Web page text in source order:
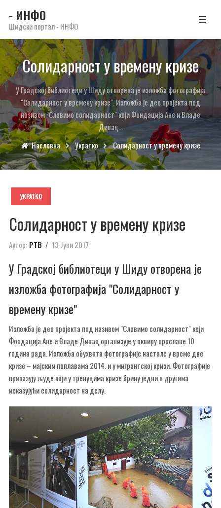
- ИНФО
Шидски портал - ИНФО
Солидарност у времену кризе
У Градској библиотеци у Шиду отворена је изложба фотографија
"Солидарност у времену кризе". Изложба је део пројекта под
називом "Славимо солидарност" који Фондација Ане и Владе
Дивац...
Насловна
Укратко Солидарност у времену кризе
УКРАТКО
Солидарност у времену кризе
Аутор: РТВ 13 Јуни 2017
У Градској библиотеци у Шиду отворена је
изложба фотографија "Солидарност у
времену кризе"
Изложба је део пројекта под називом "Славимо солидарност" који
Фондација Ане и Владе Дивац организује у оквиру прославе 10
година рада. Изложба обухвата фотографије настале у време две
кризе – мајским поплавама 2014. и у мигрантској кризи. Фотографије
приказују људе који у тренуцима кризе брину једни о другима
исказујући солидарност на делу.